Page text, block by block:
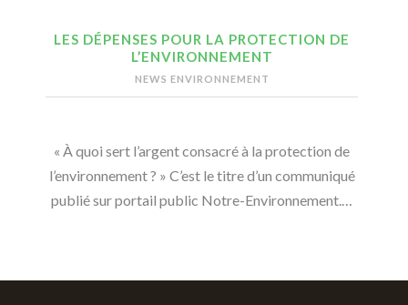
LES DÉPENSES POUR LA PROTECTION DE
L’ENVIRONNEMENT
NEWS ENVIRONNEMENT
« À quoi sert l’argent consacré à la protection de
l’environnement ? » C’est le titre d’un communiqué
publié sur portail public Notre-Environnement.…